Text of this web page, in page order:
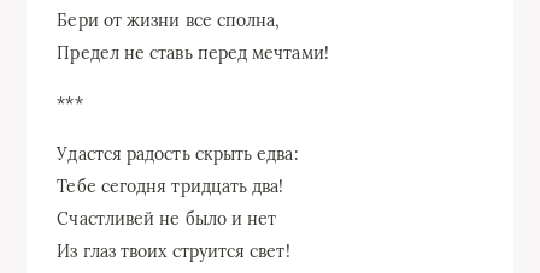
Бери от жизни все сполна,
Предел не ставь перед мечтами!
***
Удастся радость скрыть едва:
Тебе сегодня тридцать два!
Счастливей не было и нет
Из глаз твоих струится свет!